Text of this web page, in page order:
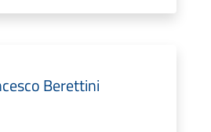
Berettini